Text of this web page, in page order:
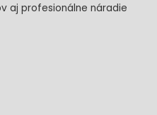
aj profesionálne náradie